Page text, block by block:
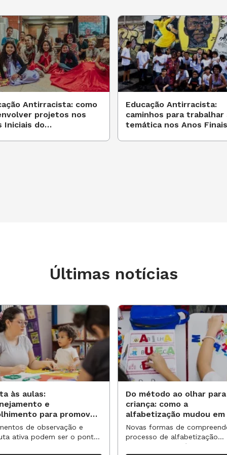
imperialismo europeu e seus
às aulas de História do 8º ano do
o professor no planejamento de
no século 19.
o plano aborda a história
econômicas, sociais e culturais
o professor pode promover a
contra pessoas negras,
e indígenas. O foco do plano é
de uma cultura de paz, a
Antirracista: como
projetos nos
Iniciais do
Educação Antirracista:
caminhos para trabalhar
temática nos Anos
Últimas notícias
às aulas:
e
para promover
aprendizagens
de observação e
ativa podem ser o ponto
Do método ao olhar para
criança: como a
alfabetização mudou em
anos?
Novas formas de
processo de alfabetização
influenciaram políticas e